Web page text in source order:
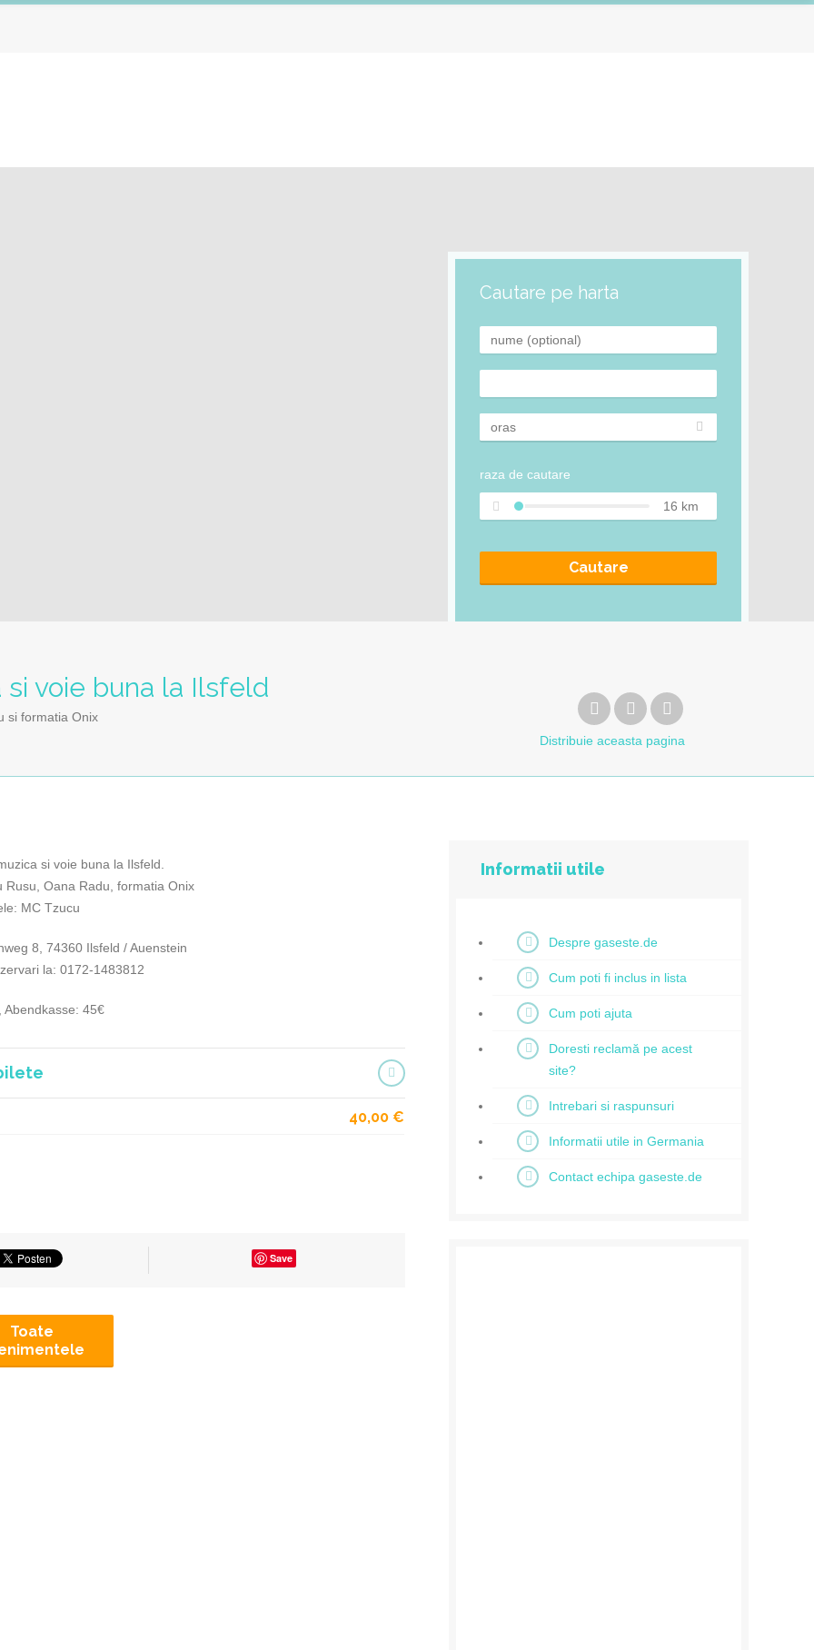
Cautare pe harta
raza de cautare
16 km
Cautare
voie buna la Ilsfeld
si formatia Onix
Distribuie aceasta pagina
si voie buna la Ilsfeld.
Rusu, Oana Radu, formatia Onix
MC Tzucu
8, 74360 Ilsfeld / Auenstein
la: 0172-1483812
Abendkasse: 45€
40,00 €
Save
Toate
Informatii utile
Despre gaseste.de
Cum poti fi inclus in lista
Cum poti ajuta
Doresti reclamă pe acest
site?
Intrebari si raspunsuri
Informatii utile in Germania
Contact echipa gaseste.de